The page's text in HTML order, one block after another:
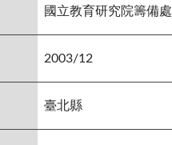
國立教育研究院籌備處
2003/12
臺北縣